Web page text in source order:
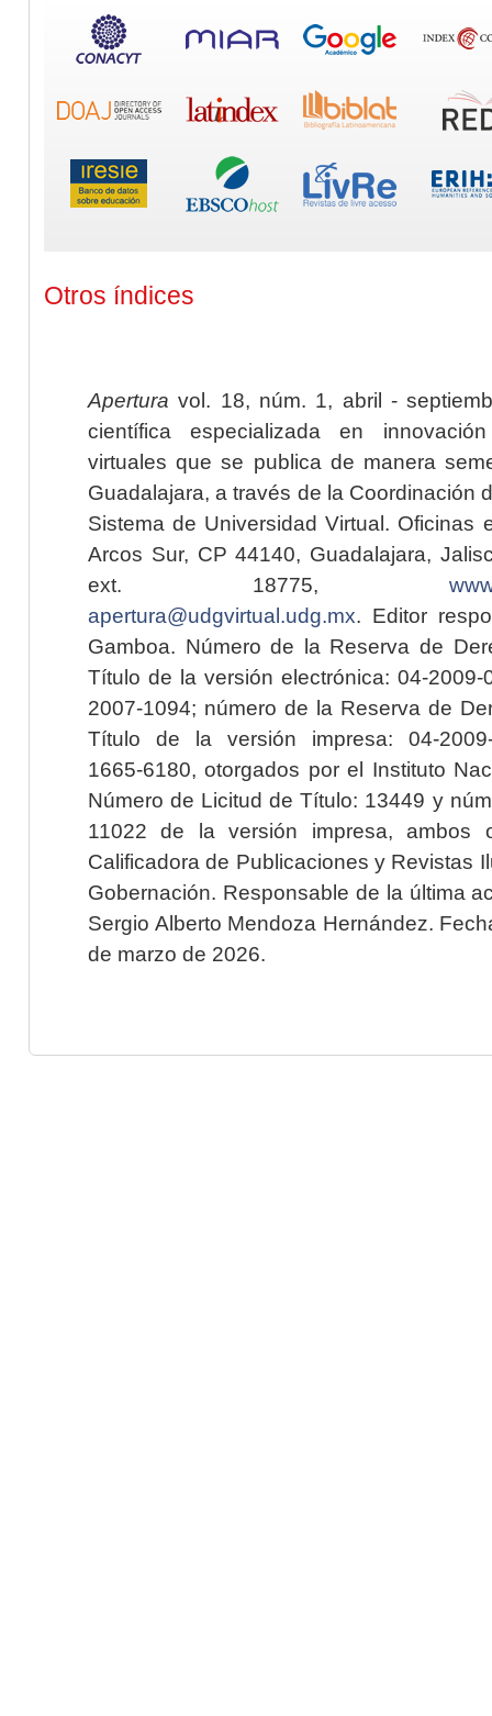
Otros índices
Apertura vol. 18, núm. 1, abril -
científica especializada en
virtuales que se publica de manera
Guadalajara, a través de la Coordinación
Sistema de Universidad Virtual. Oficinas
Arcos Sur, CP 44140, Guadalajara,
ext. 18775,
apertura@udgvirtual.udg.mx. Editor
Gamboa. Número de la Reserva de
Título de la versión electrónica: 04-2009-
2007-1094; número de la Reserva de
Título de la versión impresa: 04-2009-
1665-6180, otorgados por el Instituto
Número de Licitud de Título: 13449 y
11022 de la versión impresa, ambos
Calificadora de Publicaciones y Revistas
Gobernación. Responsable de la última
Sergio Alberto Mendoza Hernández.
de marzo de 2026.